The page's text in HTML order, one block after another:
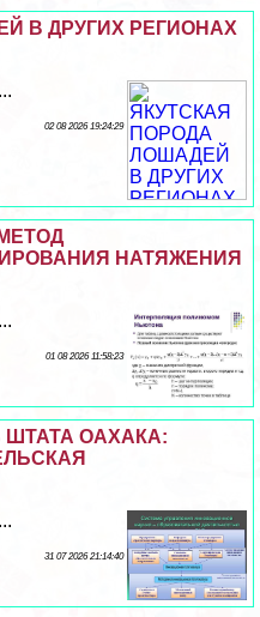
В ДРУГИХ РЕГИОНАХ
02 08 2026 19:24:29
НАТЯЖЕНИЯ
01 08 2026 11:58:23
ОАХАКА:
31 07 2026 21:14:40